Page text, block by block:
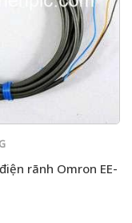
rãnh Omron EE-